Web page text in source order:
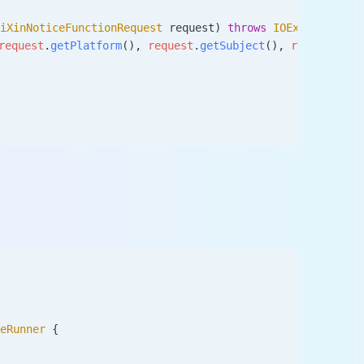
request) throws IOException
. getPlatform(), request . getSubject (), request
{